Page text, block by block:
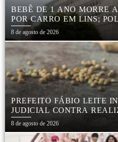
BEBÊ DE 1 ANO MORRE
POR CARRO EM LINS;
ACIDENTE
8 de agosto de 2026
PREFEITO FÁBIO LEITE
JUDICIAL CONTRA
DA MACONHA EM
8 de agosto de 2026